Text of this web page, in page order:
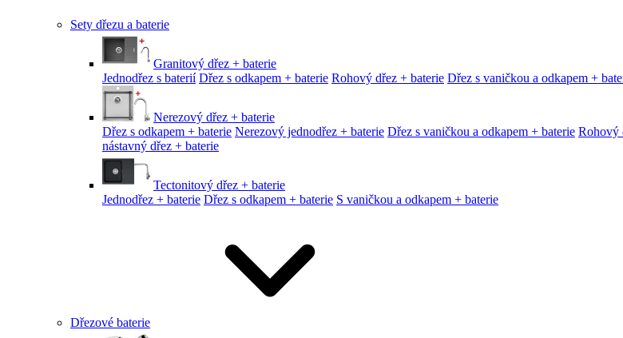
Sety dřezu a baterie
Granitový dřez + baterie
Jednodřez s baterií Dřez s odkapem + baterie Rohový dřez + baterie Dřez s vaničkou a odkapem +
Nerezový dřez + baterie
Dřez s odkapem + baterie Nerezový jednodřez + baterie Dřez s vaničkou a odkapem + baterie Rohový
nástavný dřez + baterie
Tectonitový dřez + baterie
Jednodřez + baterie Dřez s odkapem + baterie S vaničkou a odkapem + baterie
Dřezové baterie